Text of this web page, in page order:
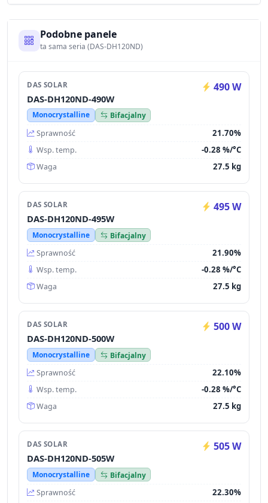
Podobne panele
ta sama seria (DAS-DH120ND)
DAS SOLAR 490 W
DAS-DH120ND-490W
Monocrystalline
Bifacjalny
Sprawność
21.70%
Wsp. temp. -0.28 %/°C
Waga 27.5 kg
DAS SOLAR 495 W
DAS-DH120ND-495W
Monocrystalline
Bifacjalny
Sprawność
21.90%
Wsp. temp. -0.28 %/°C
Waga 27.5 kg
DAS SOLAR 500 W
DAS-DH120ND-500W
Monocrystalline
Bifacjalny
Sprawność
22.10%
Wsp. temp. -0.28 %/°C
Waga 27.5 kg
DAS SOLAR 505 W
DAS-DH120ND-505W
Monocrystalline
Bifacjalny
Sprawność
22.30%